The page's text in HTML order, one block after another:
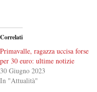
Correlati
Primavalle, ragazza uccisa forse
per 30 euro: ultime notizie
30 Giugno 2023
In "Attualità"